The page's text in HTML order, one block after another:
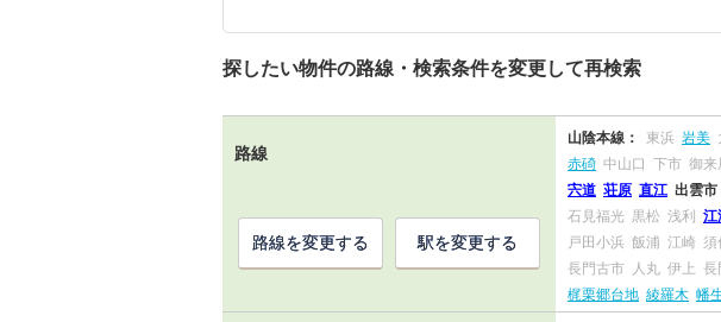
探したい物件の路線・検索条件を変更して再検索
路線
山陰本線： 東浜 岩美
赤碕 中山口 下市 御来
宍道 荘原 直江 出雲市
石見福光 黒松 浅利 江
戸田小浜 飯浦 江崎 須
長門古市 人丸 伊上 長
梶栗郷台地 綾羅木 幡
路線を変更する 駅を変更する